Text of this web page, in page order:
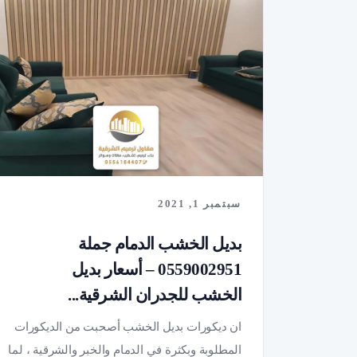
سبتمبر 1, 2021
بديل الخشب الدمام جملة
0559002951 – أسعار بديل
الخشب للجدران الشرقية...
ان ديكورات بديل الخشب أصحبت من الديكورات
المطلوبة وبكثرة في الدمام والخبر والشرقية ، لما